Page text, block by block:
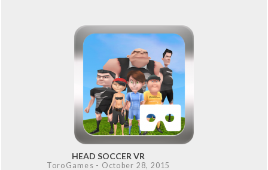
HEAD SOCCER VR
ToroGames - October 28, 2015